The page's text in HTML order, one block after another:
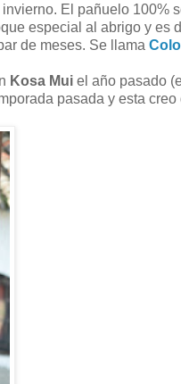
El pañuelo 100%
especial al abrigo y es
de meses. Se llama
Kosa Mui el año pasado
pasada y esta creo